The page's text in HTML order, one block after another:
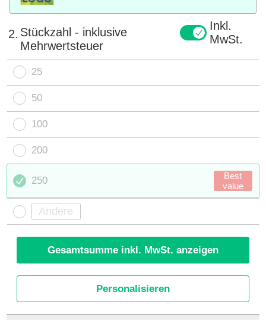
2. Stückzahl - inklusive
Mehrwertsteuer
Inkl.
MwSt.
25
50
100
200
250
Best
value
Gesamtsumme inkl. MwSt. anzeigen
Personalisieren